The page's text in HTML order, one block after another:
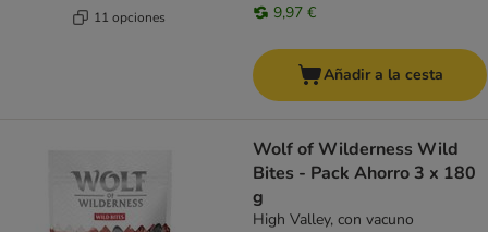
11 opciones 9,97 €
Añadir a la cesta
Wolf of Wilderness Wild
Bites - Pack Ahorro 3 x 180
g
High Valley, con vacuno